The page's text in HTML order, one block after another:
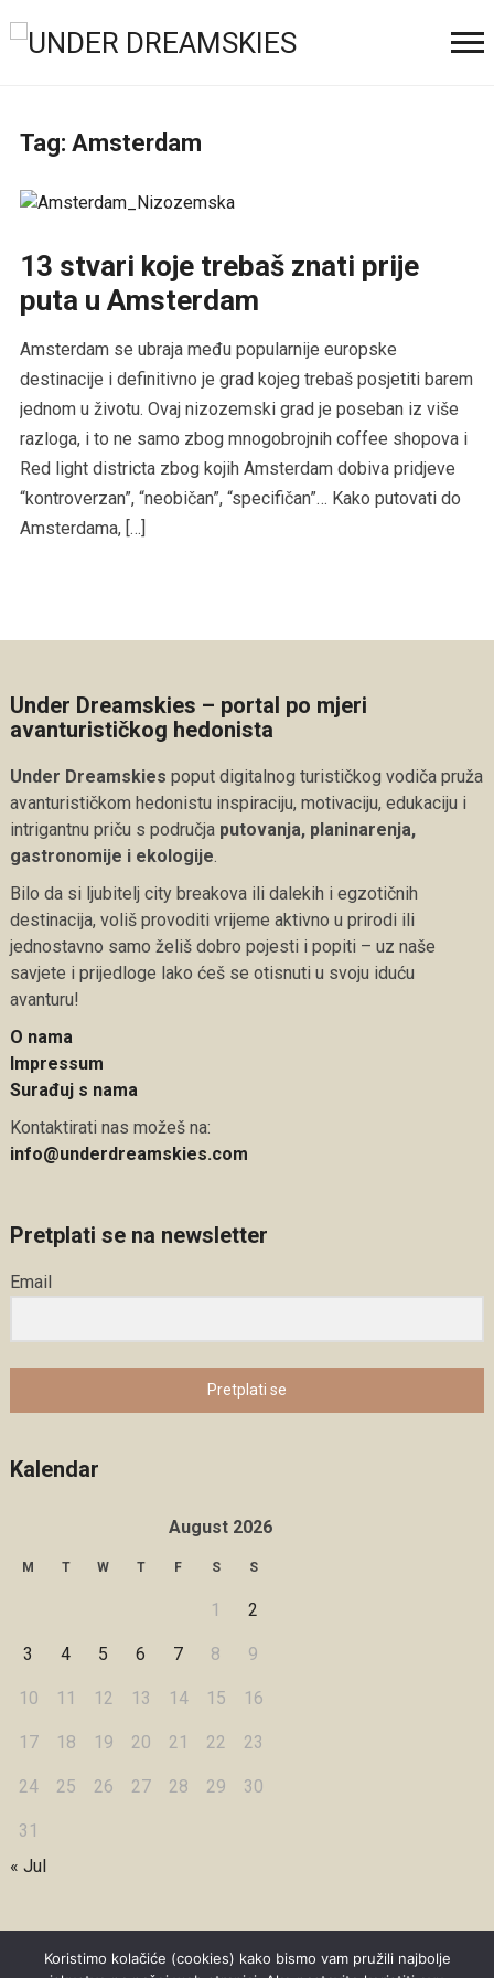
Tag: Amsterdam
13 stvari koje trebaš znati prije
puta u Amsterdam
Amsterdam se ubraja među popularnije europske
destinacije i definitivno je grad kojeg trebaš posjetiti barem
jednom u životu. Ovaj nizozemski grad je poseban iz više
razloga, i to ne samo zbog mnogobrojnih coffee shopova i
Red light districta zbog kojih Amsterdam dobiva pridjeve
“kontroverzan”, “neobičan”, “specifičan”… Kako putovati do
Amsterdama, […]
Under Dreamskies – portal po mjeri
avanturističkog hedonista
Under Dreamskies poput digitalnog turističkog vodiča pruža
avanturističkom hedonistu inspiraciju, motivaciju, edukaciju i
intrigantnu priču s područja putovanja, planinarenja,
gastronomije i ekologije.
Bilo da si ljubitelj city breakova ili dalekih i egzotičnih
destinacija, voliš provoditi vrijeme aktivno u prirodi ili
jednostavno samo želiš dobro pojesti i popiti – uz naše
savjete i prijedloge lako ćeš se otisnuti u svoju iduću
avanturu!
O nama
Impressum
Surađuj s nama
Kontaktirati nas možeš na:
info@underdreamskies.com
Pretplati se na newsletter
Email
Pretplati se
Kalendar
August 2026
M T W T F S S
1 2
3 4 5 6 7 8 9
10 11 12 13 14 15 16
17 18 19 20 21 22 23
24 25 26 27 28 29 30
31
« Jul
Koristimo kolačiće (cookies) kako bismo vam pružili najbolje